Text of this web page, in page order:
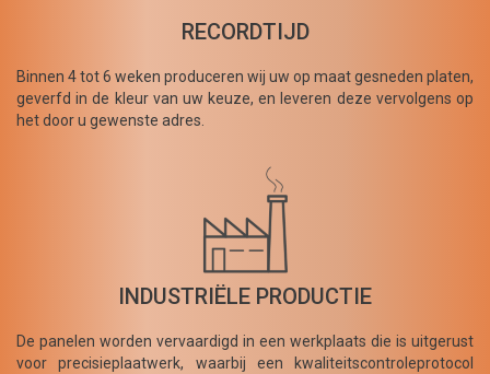
RECORDTIJD
Binnen 4 tot 6 weken produceren wij uw op maat gesneden platen,
geverfd in de kleur van uw keuze, en leveren deze vervolgens op
het door u gewenste adres.
INDUSTRIËLE PRODUCTIE
De panelen worden vervaardigd in een werkplaats die is uitgerust
voor precisieplaatwerk, waarbij een kwaliteitscontroleprotocol